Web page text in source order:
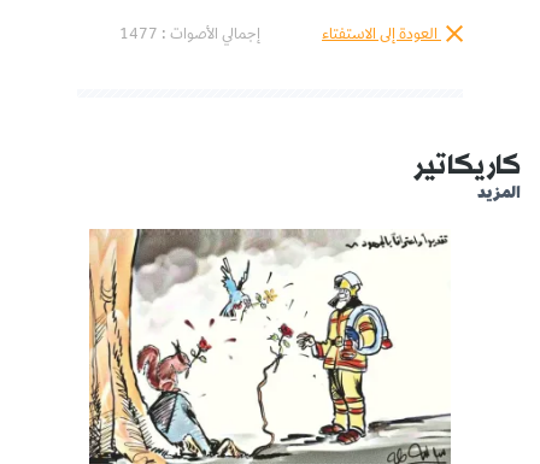
العودة إلى الاستفتاء إجمالي الأصوات : 1477
كاريكاتير
المزيد